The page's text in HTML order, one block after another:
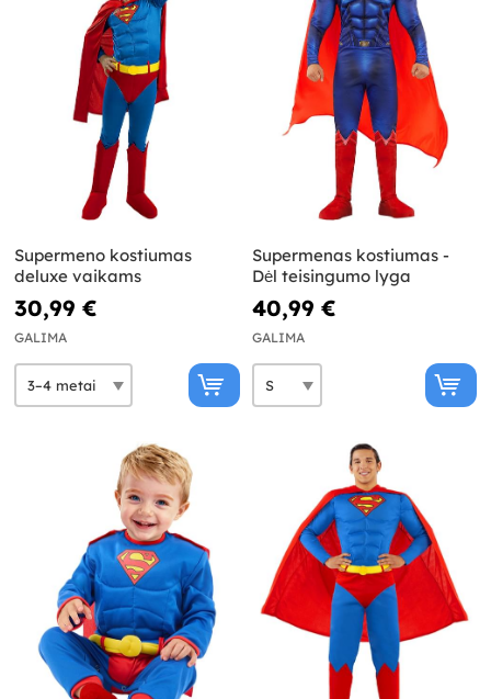
Supermeno kostiumas
deluxe vaikams
30,99 €
GALIMA
Supermenas kostiumas -
Dėl teisingumo lyga
40,99 €
GALIMA